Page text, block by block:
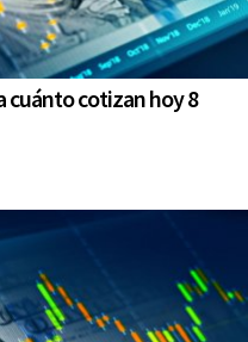
cuánto cotizan hoy 8